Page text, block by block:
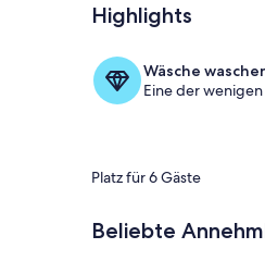
Highlights
Wäsche
Eine der
Platz für 6 Gäste
Beliebte